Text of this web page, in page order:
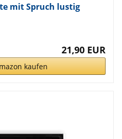
mit Spruch lustig
21,90 EUR
kaufen